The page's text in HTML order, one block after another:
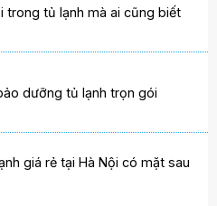
trong tủ lạnh mà ai cũng biết
dưỡng tủ lạnh trọn gói
giá rẻ tại Hà Nội có mặt sau